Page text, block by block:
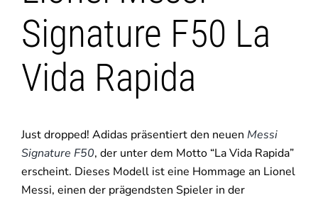
Signature F50 La
Vida Rapida
Just dropped! Adidas präsentiert den neuen Messi
Signature F50, der unter dem Motto “La Vida Rapida”
erscheint. Dieses Modell ist eine Hommage an Lionel
Messi, einen der prägendsten Spieler in der